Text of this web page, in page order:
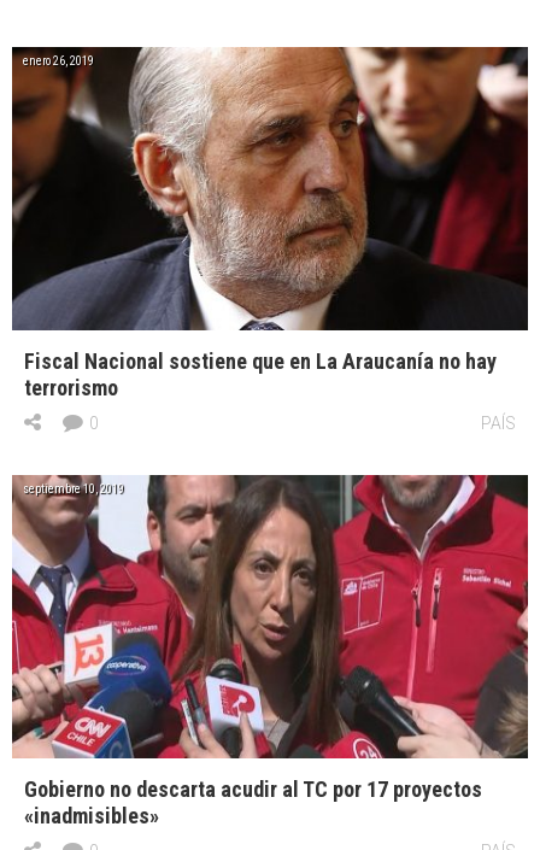
enero 26, 2019
Fiscal Nacional sostiene que en La Araucanía no hay
terrorismo
PAÍS
0
septiembre 10, 2019
Gobierno no descarta acudir al TC por 17 proyectos
«inadmisibles»